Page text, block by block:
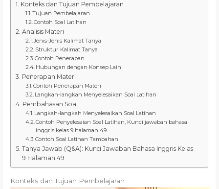
Konteks dan Tujuan Pembelajaran
Tujuan Pembelajaran
Contoh Soal Latihan
Analisis Materi
Jenis-Jenis Kalimat Tanya
Struktur Kalimat Tanya
Contoh Penerapan
Hubungan dengan Konsep Lain
Penerapan Materi
Contoh Penerapan Materi
Langkah-langkah Menyelesaikan Soal Latihan
Pembahasan Soal
Langkah-langkah Menyelesaikan Soal Latihan
Contoh Penyelesaian Soal Latihan, Kunci jawaban bahasa
inggris kelas 9 halaman 49
Contoh Soal Latihan Tambahan
Tanya Jawab (Q&A): Kunci Jawaban Bahasa Inggris Kelas
9 Halaman 49
Konteks dan Tujuan Pembelajaran